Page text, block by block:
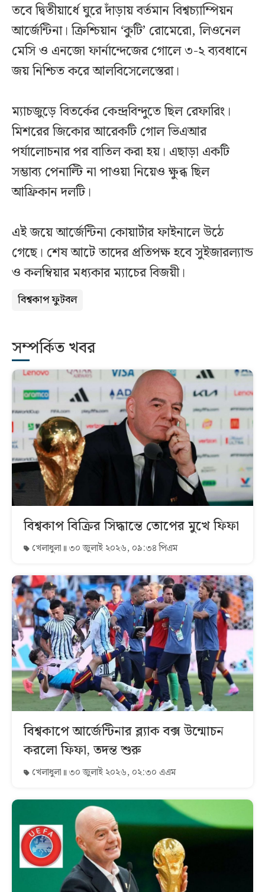
তবে দ্বিতীয়ার্ধে ঘুরে দাঁড়ায় বর্তমান বিশ্বচ্যাম্পিয়ন
আর্জেন্টিনা। ক্রিশ্চিয়ান ‘কুটি’ রোমেরো, লিওনেল
মেসি ও এনজো ফার্নান্দেজের গোলে ৩-২ ব্যবধানে
জয় নিশ্চিত করে আলবিসেলেস্তেরা।
ম্যাচজুড়ে বিতর্কের কেন্দ্রবিন্দুতে ছিল রেফারিং।
মিশরের জিকোর আরেকটি গোল ভিএআর
পর্যালোচনার পর বাতিল করা হয়। এছাড়া একটি
সম্ভাব্য পেনাল্টি না পাওয়া নিয়েও ক্ষুব্ধ ছিল
আফ্রিকান দলটি।
এই জয়ে আর্জেন্টিনা কোয়ার্টার ফাইনালে উঠে
গেছে। শেষ আটে তাদের প্রতিপক্ষ হবে সুইজারল্যান্ড
ও কলম্বিয়ার মধ্যকার ম্যাচের বিজয়ী।
বিশ্বকাপ ফুটবল
সম্পর্কিত খবর
বিশ্বকাপ বিক্রির সিদ্ধান্তে তোপের মুখে ফিফা
খেলাধুলা ৩০ জুলাই ২০২৬, ০৯:৩৪ পিএম
বিশ্বকাপে আর্জেন্টিনার ব্ল্যাক বক্স উন্মোচন
করলো ফিফা, তদন্ত শুরু
খেলাধুলা ৩০ জুলাই ২০২৬, ০২:৩০ এএম